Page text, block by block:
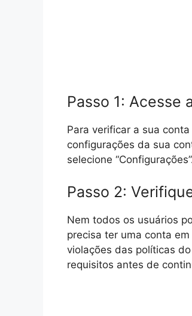
Passo 1: Acesse
Para verificar a sua
configurações da sua
selecione
Passo 2:
Nem todos os usuários
precisa ter uma conta
violações das políticas
requisitos antes de